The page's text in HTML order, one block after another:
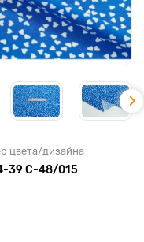
цвета/дизайна
39 C-48/015